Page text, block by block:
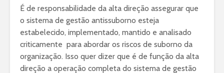
É de responsabilidade da alta direção assegurar que
o sistema de gestão antissuborno esteja
estabelecido, implementado, mantido e analisado
criticamente para abordar os riscos de suborno da
organização. Isso quer dizer que é de função da alta
direção a operação completa do sistema de gestão